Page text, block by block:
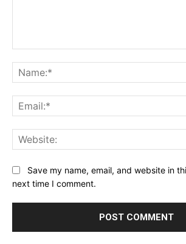
Save my name, email, and website in
next time I comment.